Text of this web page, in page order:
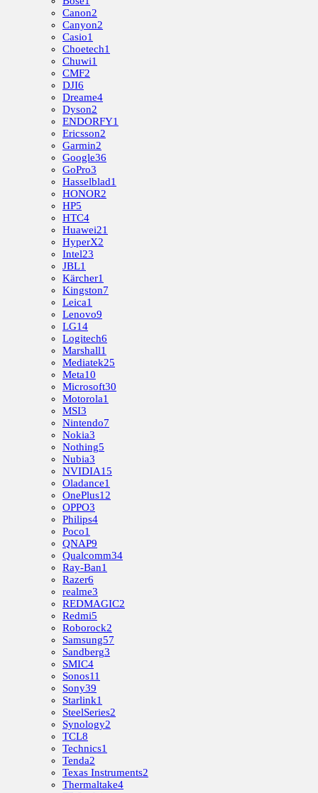
Canon2
Canyon2
Casio1
Choetech1
Chuwi1
CMF2
DJI6
Dreame4
Dyson2
ENDORFY1
Ericsson2
Garmin2
Google36
GoPro3
Hasselblad1
HONOR2
HP5
HTC4
Huawei21
HyperX2
Intel23
JBL1
Kärcher1
Kingston7
Leica1
Lenovo9
LG14
Logitech6
Marshall1
Mediatek25
Meta10
Microsoft30
Motorola1
MSI3
Nintendo7
Nokia3
Nothing5
Nubia3
NVIDIA15
Oladance1
OnePlus12
OPPO3
Philips4
Poco1
QNAP9
Qualcomm34
Ray-Ban1
Razer6
realme3
REDMAGIC2
Redmi5
Roborock2
Samsung57
Sandberg3
SMIC4
Sonos11
Sony39
Starlink1
SteelSeries2
Synology2
TCL8
Technics1
Tenda2
Texas Instruments2
Thermaltake4